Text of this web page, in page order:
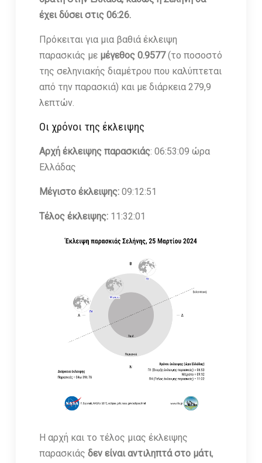
έχει δύσει στις 06:26.
Πρόκειται για μια βαθιά έκλειψη
παρασκιάς με μέγεθος 0.9577(το ποσοστό
της σεληνιακής διαμέτρου που καλύπτεται
από την παρασκιά) και με διάρκεια 279,9
λεπτών.
Οι χρόνοι της έκλειψης
Αρχή έκλειψης παρασκιάς: 06:53:09 ώρα
Ελλάδας
Μέγιστο έκλειψης: 09:12:51
Τέλος έκλειψης:11:32:01
Η αρχή και το τέλος μιας έκλειψης
παρασκιάς δεν είναι αντιληπτά στο μάτι,